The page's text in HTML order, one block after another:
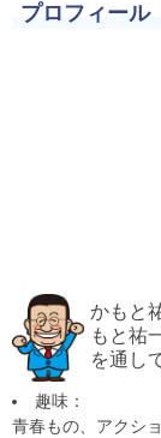
プロフィール
かもと
もと祐
を通し
趣味：
青春もの、アクシ